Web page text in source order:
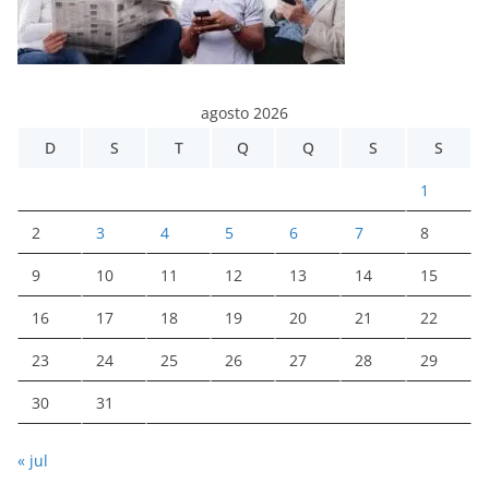
agosto 2026
D
S T Q Q S S
1
2 3 4 5 6 7 8
9 10 11 12 13 14 15
16 17 18 19 20 21 22
23 24 25 26 27 28 29
30 31
« jul